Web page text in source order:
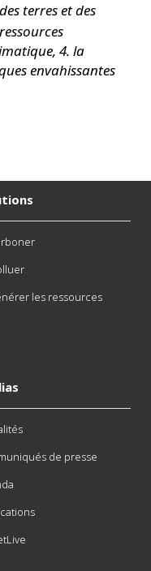
terres et des
4. la
envahissantes
les ressources
de presse